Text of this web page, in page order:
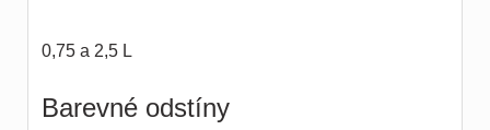
0,75 a 2,5 L
Barevné odstíny